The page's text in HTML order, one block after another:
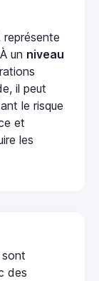
un niveau
il peut
le risque
et
les
sont
des